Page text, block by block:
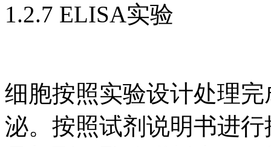
1.2.7 ELISA实验
细胞按照实验设计处理
泌。按照试剂说明书进